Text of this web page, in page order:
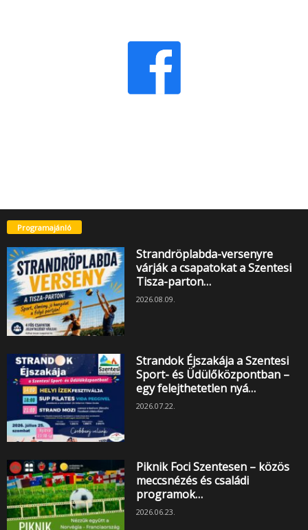
Programajánló
Strandröplabda-versenyre
várják a csapatokat a Szentesi
Tisza-parton…
2026.08.09.
Strandok Éjszakája a Szentesi
Sport- és Üdülőközpontban –
egy felejthetetlen nyá…
2026.07.22.
Piknik Foci Szentesen – közös
meccsnézés és családi
programok…
2026.06.23.